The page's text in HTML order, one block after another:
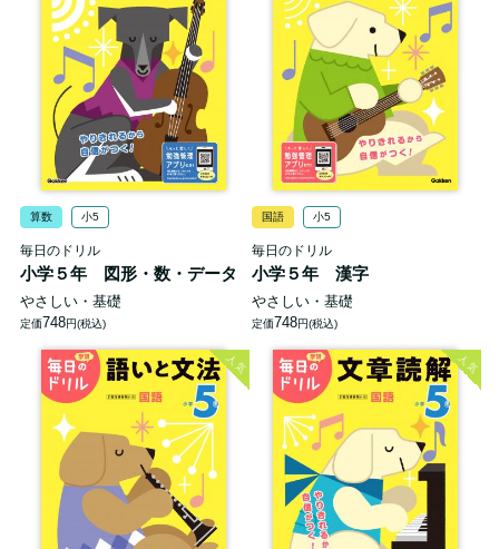
算数 小5
毎日のドリル
小学５年 図形・数・データ
やさしい・基礎
定価748円(税込)
国語 小5
毎日のドリル
小学５年 漢字
やさしい・基礎
定価748円(税込)
人気 人気